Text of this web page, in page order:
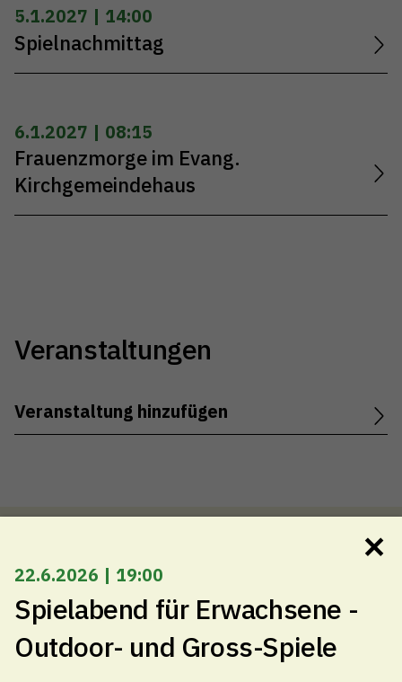
5.1.2027 | 14:00
Spielnachmittag
6.1.2027 | 08:15
Frauenzmorge im Evang.
Kirchgemeindehaus
✕
22.6.2026 | 19:00
Spielabend für Erwachsene -
Outdoor- und Gross-Spiele
Veranstaltungen
Veranstaltung hinzufügen
Gemeindeverwaltung Thal
Kirchplatz 4, 9425 Thal
071 886 10 10